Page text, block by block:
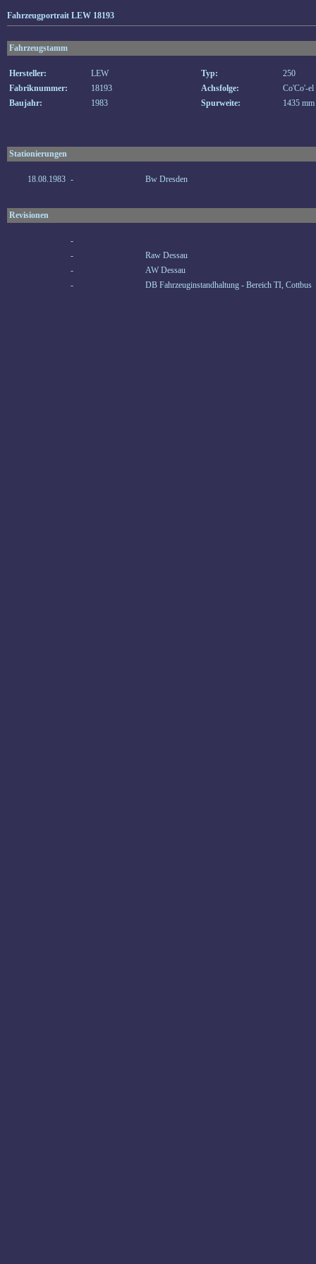
Fahrzeugportrait LEW 18193
Fahrzeugstamm
Hersteller: LEW Typ:
250
Fabriknummer:
18193 Achsfolge:
Co'Co'-el
Baujahr:
1983 Spurweite: 1435 mm
Stationierungen
18.08.1983 - Bw Dresden
Revisionen
-
-
Raw Dessau
-
AW Dessau
-
DB Fahrzeuginstandhaltung - Bereich TI, Cottbus